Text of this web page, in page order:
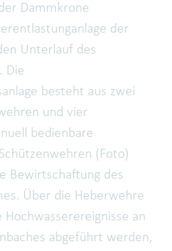
Dammkrone
der
Unterlauf des
Die
besteht aus zwei
und vier
bedienbare
(Foto)
Bewirtschaftung des
Über die Heberwehre
an
abgeführt werden,